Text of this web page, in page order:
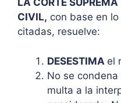
LA CORTE
CIVIL, con base en
citadas, resuelve:
DESESTIMA el
No se
multa a la